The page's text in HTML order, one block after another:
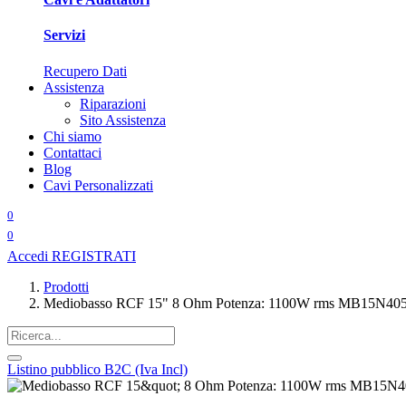
Servizi
Recupero Dati
Assistenza
Riparazioni
Sito Assistenza
Chi siamo
Contattaci
Blog
Cavi Personalizzati
0
0
Accedi REGISTRATI
Prodotti
Mediobasso RCF 15" 8 Ohm Potenza: 1100W rms
Listino pubblico B2C (Iva Incl)